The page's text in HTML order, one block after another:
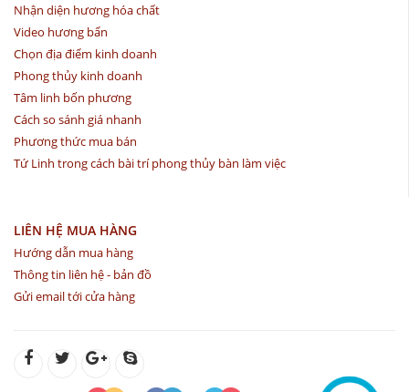
Nhận diện hương hóa chất
Video hương bẩn
Chọn địa điểm kinh doanh
Phong thủy kinh doanh
Tâm linh bốn phương
Cách so sánh giá nhanh
Phương thức mua bán
Tứ Linh trong cách bài trí phong thủy bàn làm việc
LIÊN HỆ MUA HÀNG
Hướng dẫn mua hàng
Thông tin liên hệ - bản đồ
Gửi email tới cửa hàng